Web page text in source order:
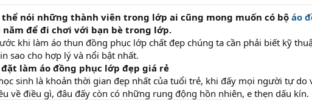
thể nói những thành viên trong lớp ai cũng mong muốn có bộ áo
năm để đi chơi với bạn bè trong lớp.
khi làm áo thun đồng phục lớp chất đẹp chúng ta cần phải biết kỹ
sao cho hợp lý và nổi bật nhất.
làm áo đồng phục lớp đẹp giá rẻ
sinh là khoản thời gian đẹp nhất của tuổi trẻ, khi đấy mọi người tự do
về điều gì, đâu đấy còn có những rung động hồn nhiên, e thẹn dấu kín.